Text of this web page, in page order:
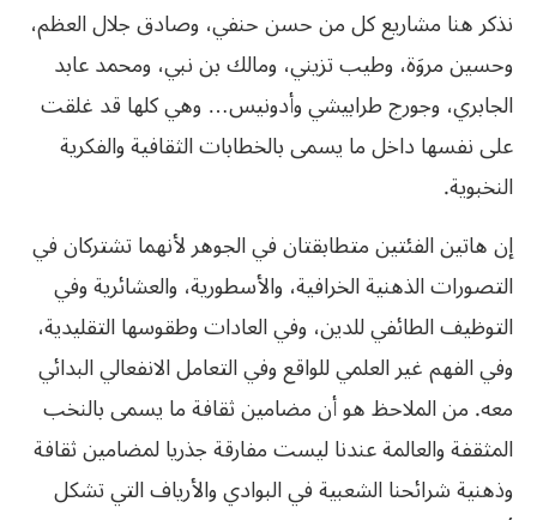
‬نذكر هنا مشاريع كل من حسن حنفي،‮ ‬وصادق جلال العظم،‮
‬وحسين مروَة،‮ ‬وطيب تزيني،‮ ‬ومالك بن نبي،‮ ‬ومحمد عابد
الجابري،‮ ‬وجورج طرابيشي‮ ‬وأدونيس‮… ‬وهي‮ ‬كلها قد‮ ‬غلقت
على نفسها داخل ما‮ ‬يسمى بالخطابات الثقافية والفكرية
النخبوية‮. ‬
إن هاتين الفئتين متطابقتان في‮ ‬الجوهر لأنهما تشتركان في‮
‬التصورات الذهنية الخرافية،‮ ‬والأسطورية،‮ ‬والعشائرية وفي‮
‬التوظيف الطائفي‮ ‬للدين،‮ ‬وفي‮ ‬العادات وطقوسها التقليدية،‮
‬وفي‮ ‬الفهم‮ ‬غير العلمي‮ ‬للواقع وفي‮ ‬التعامل الانفعالي‮ ‬البدائي‮
‬معه‮. ‬من الملاحظ هو أن مضامين ثقافة ما‮ ‬يسمى بالنخب
المثقفة والعالمة عندنا ليست مفارقة جذريا لمضامين ثقافة
وذهنية شرائحنا الشعبية في‮ ‬البوادي‮ ‬والأرياف التي‮ ‬تشكل